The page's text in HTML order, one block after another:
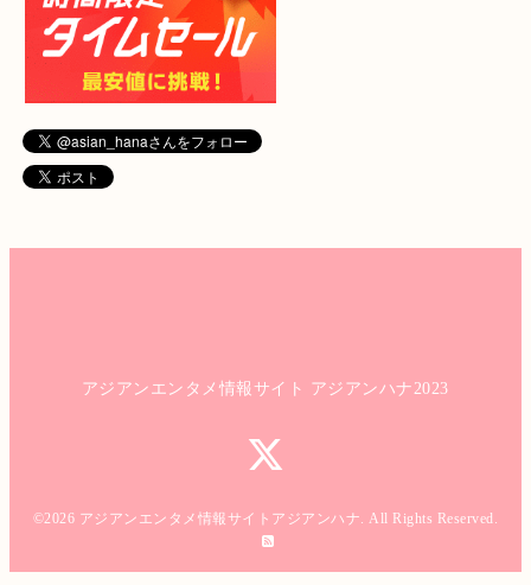
アジアンエンタメ情報サイト アジアンハナ2023
©2026 アジアンエンタメ情報サイトアジアンハナ. All Rights Reserved.